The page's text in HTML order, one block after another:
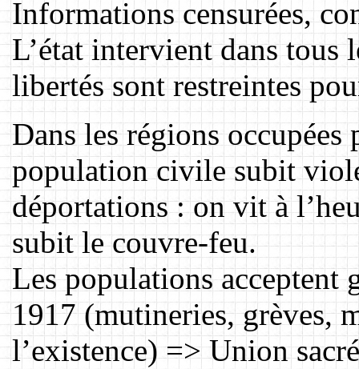
Informations censurées,
L’état intervient dans tous
libertés sont restreintes
Dans les régions
population civile subit
déportations : on vit à
subit le couvre-feu.
Les populations acceptent
1917 (mutineries, grèves,
l’existence) => Union